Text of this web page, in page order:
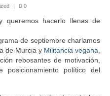
| 0
queremos hacerlo llenas de
de septiembre charlamos
de Murcia y Militancia vegana
rebosantes de motivación,
posicionamiento político del